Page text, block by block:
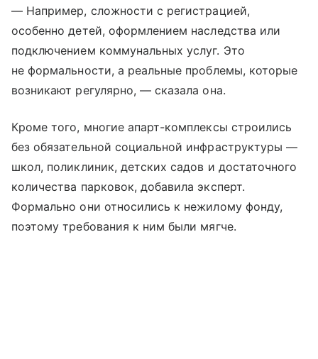
— Например, сложности с регистрацией,
особенно детей, оформлением наследства или
подключением коммунальных услуг. Это
не формальности, а реальные проблемы, которые
возникают регулярно, — сказала она.
Кроме того, многие апарт-комплексы строились
без обязательной социальной инфраструктуры —
школ, поликлиник, детских садов и достаточного
количества парковок, добавила эксперт.
Формально они относились к нежилому фонду,
поэтому требования к ним были мягче.